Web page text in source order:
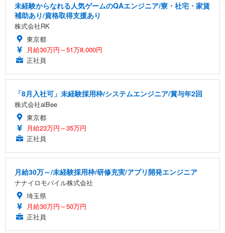
未経験からなれる人気ゲームのQAエンジニア/寮・社宅・家賃
補助あり/資格取得支援あり
株式会社RK
東京都
月給30万円～51万8,000円
正社員
「8月入社可」未経験採用枠/システムエンジニア/賞与年2回
株式会社alBee
東京都
月給23万円～35万円
正社員
月給30万～/未経験採用枠/研修充実/アプリ開発エンジニア
ナナイロモバイル株式会社
埼玉県
月給30万円～50万円
正社員